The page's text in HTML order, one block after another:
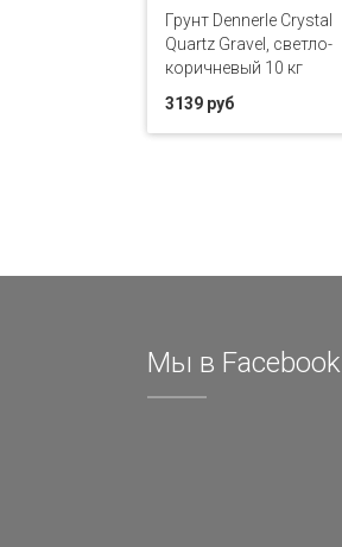
Грунт Dennerle Crystal
Quartz Gravel, светло-
коричневый 10 кг
3139 руб
Мы в Facebook